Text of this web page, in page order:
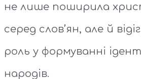
не лише поширила
серед слов’ян, але й
роль у формуванні
народів.